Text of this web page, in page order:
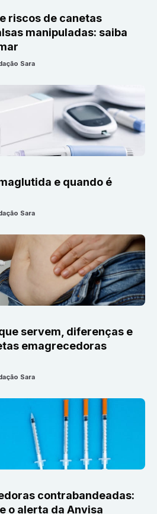
riscos de canetas
manipuladas: saiba
Sara
e quando é
Sara
servem, diferenças e
emagrecedoras
Sara
contrabandeadas:
o alerta da Anvisa